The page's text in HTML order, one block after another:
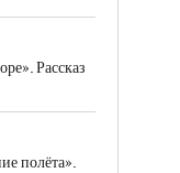
Рассказ
полёта».